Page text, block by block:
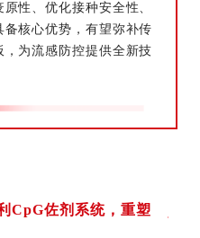
性、优化接种安全性、
核心优势，有望弥补传
为流感防控提供全新技
CpG佐剂系统，重塑